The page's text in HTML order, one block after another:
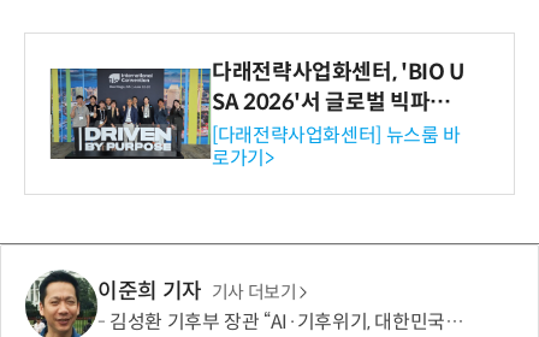
다래전략사업화센터, 'BIO U
SA 2026'서 글로벌 빅파마
와의 비즈니스 미팅 지원…K
-바이오 해외 진출 교두보 확
보
[다래전략사업화센터] 뉴스룸 바
로가기>
이준희 기자 기사 더보기
김성환 기후부 장관 “AI·기후위기, 대한민국이 함께 해결할 첫 국가 될 것”